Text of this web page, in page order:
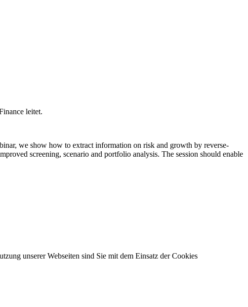
leitet.
we show how to extract information on risk and growth by reverse-
screening, scenario and portfolio analysis. The session should enable
unserer Webseiten sind Sie mit dem Einsatz der Cookies